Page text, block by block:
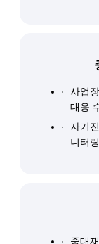
사업
대응
자기
니터
중대